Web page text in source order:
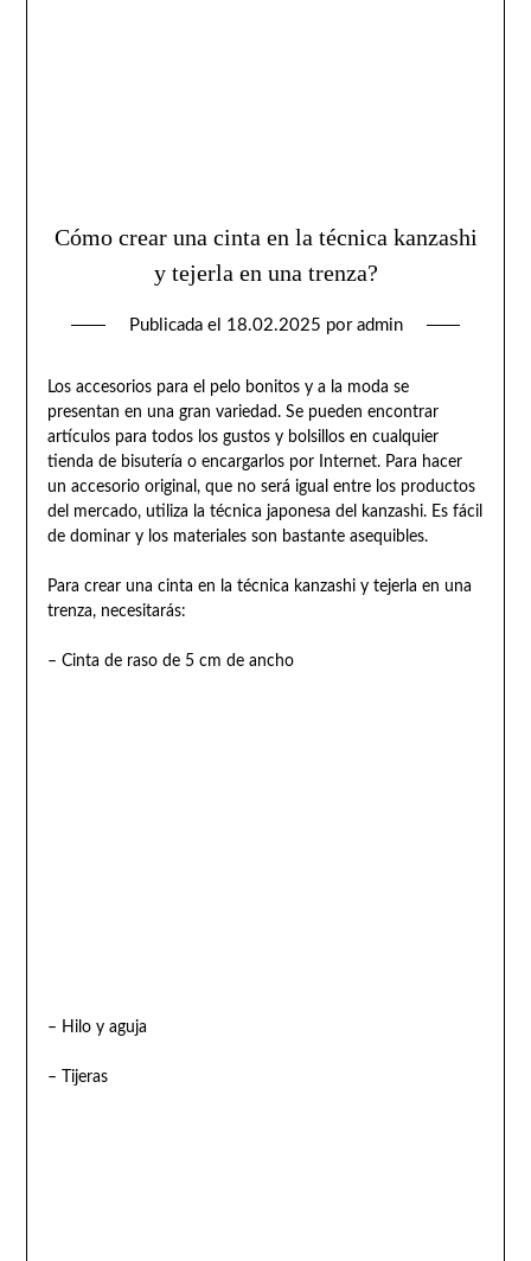
Cómo crear una cinta en la técnica kanzashi
y tejerla en una trenza?
Publicada el 18.02.2025 por admin
Los accesorios para el pelo bonitos y a la moda se
presentan en una gran variedad. Se pueden encontrar
artículos para todos los gustos y bolsillos en cualquier
tienda de bisutería o encargarlos por Internet. Para hacer
un accesorio original, que no será igual entre los productos
del mercado, utiliza la técnica japonesa del kanzashi. Es fácil
de dominar y los materiales son bastante asequibles.
Para crear una cinta en la técnica kanzashi y tejerla en una
trenza, necesitarás:
– Cinta de raso de 5 cm de ancho
– Hilo y aguja
– Tijeras